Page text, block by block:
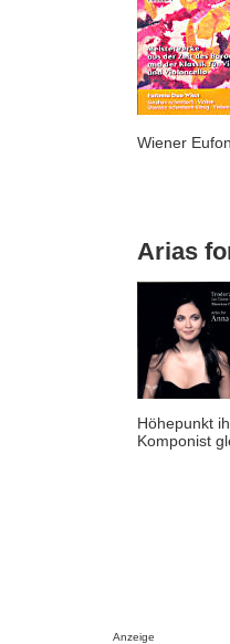
Wiener
Arias
Höhepunkt
Komponist
Anzeige